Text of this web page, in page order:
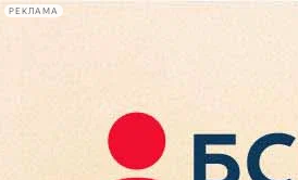
РЕКЛАМА
Сегодня:
2026.08.07
23:02